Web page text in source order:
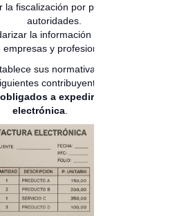
la fiscalización por parte de las
autoridades.
la información financiera
empresas y profesionales.
sus normativas, pero en
contribuyentes son los
obligados a expedir factura
electrónica